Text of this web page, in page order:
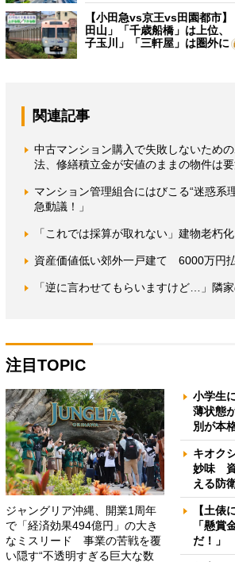
【小田急vs京王vs田園都市
田山」「千歳船橋」は上位、
子玉川」「三軒屋」は圏外に
関連記事
中古マンション購入で失敗しないため
法、修繕積立金が安値のままの物件は
マンション管理組合にはびこる“迷惑
急動議！」
「これでは採算が取れない」建物老朽
資産価値低い郊外一戸建て 6000万円
「逆に言わせてもらいますけど…」隣
注目TOPIC
ジャングリア沖縄、開業1周年
で「経済効果494億円」の大き
なミスリード 事業の苦戦を覆
い隠す“不透明すぎる巨大な数
小学生
薄状態
別が本
キオク
妙味 資
える防
【土俵
「懸賞
だ！」